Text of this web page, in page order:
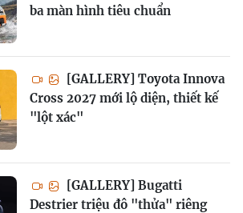
ba màn hình tiêu chuẩn
[GALLERY] Toyota Innova
Cross 2027 mới lộ diện, thiết kế
"lột xác"
[GALLERY] Bugatti
Destrier triệu đô "thửa" riêng